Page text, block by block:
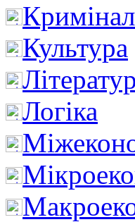
Культура
Логіка